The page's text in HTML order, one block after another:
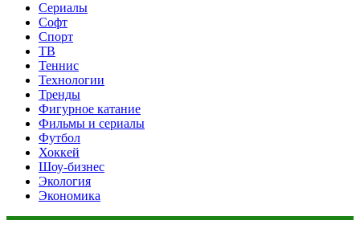
Сериалы
Софт
Спорт
ТВ
Теннис
Технологии
Тренды
Фигурное катание
Фильмы и сериалы
Футбол
Хоккей
Шоу-бизнес
Экология
Экономика